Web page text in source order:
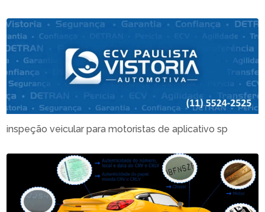
inspeção veicular para motoristas de aplicativo sp